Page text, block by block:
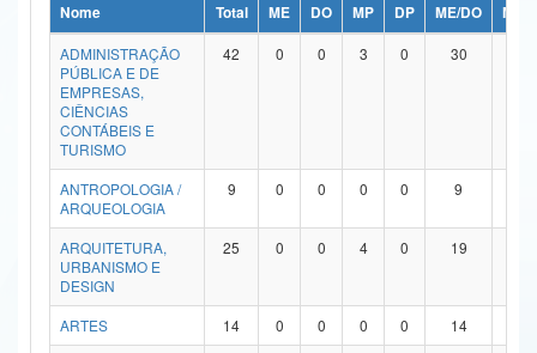
Ministério da Ciência, Tecnologia, Inovações e Comunicações
Ministério do Meio Ambiente
Ministério do Turismo
Ministério do Desenvolvimento Regional
Controladoria-Geral da União
Ministério da Mulher, da Família e dos Direitos Humanos
Nome Total ME DO MP DP ME/DO
MP/
ADMINISTRAÇÃO
PÚBLICA E DE
EMPRESAS,
CIÊNCIAS
CONTÁBEIS E
TURISMO
42 0 0 3 0 30
ANTROPOLOGIA /
ARQUEOLOGIA
9 0 0 0 0 9
ARQUITETURA,
URBANISMO E
DESIGN
25 0 0 4 0 19
ARTES 14 0 0 0 0 14